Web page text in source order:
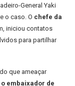
General Yaki
o caso. O chefe da
iniciou contatos
para partilhar
que ameaçar
embaixador de